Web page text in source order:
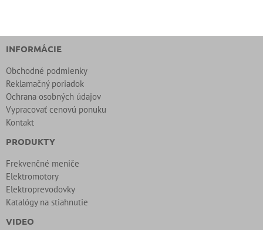
INFORMÁCIE
Obchodné podmienky
Reklamačný poriadok
Ochrana osobných údajov
Vypracovať cenovú ponuku
Kontakt
PRODUKTY
Frekvenčné meniče
Elektromotory
Elektroprevodovky
Katalógy na stiahnutie
VIDEO